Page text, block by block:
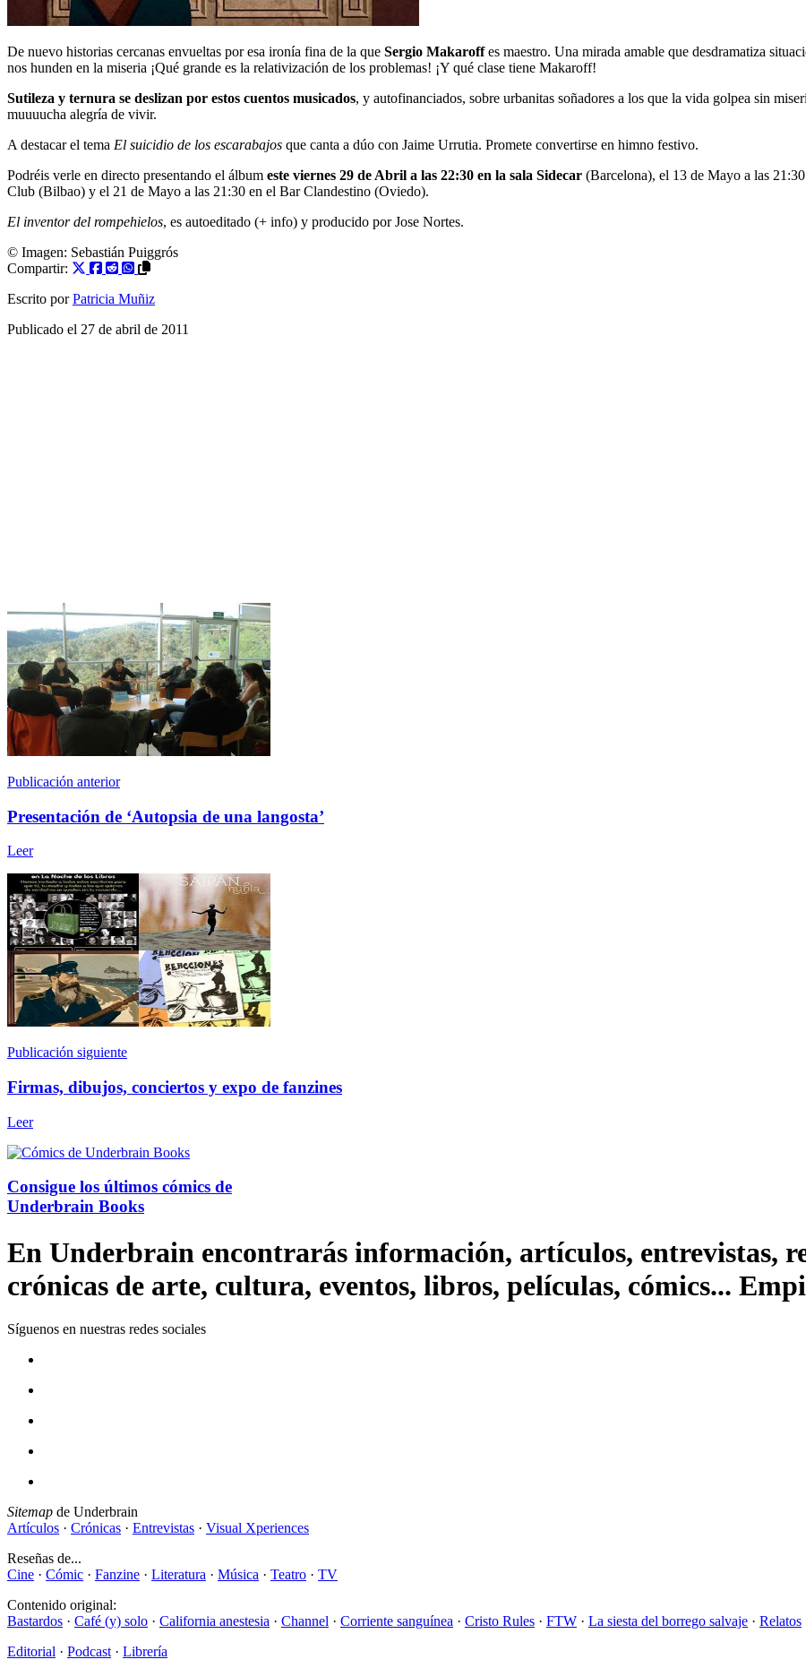
De nuevo historias cercanas envueltas por esa ironía fina de la que Sergio Makaroffes maestro. Una mirada amable que desdramatiza
nos hunden en la miseria ¡Qué grande es la relativización de los problemas! ¡Y qué clase tiene Makaroff!
Sutileza y ternura se deslizan por estos cuentos musicados, y autofinanciados, sobre urbanitas soñadores a los que la vida golpea sin
muuuucha alegría de vivir.
A destacar el tema El suicidio de los escarabajos que canta a dúo con Jaime Urrutia. Promete convertirse en himno festivo.
Podréis verle en directo presentando el álbum este viernes 29 de Abril a las 22:30 en la sala Sidecar (Barcelona), el 13 de Mayo a las
Club (Bilbao) y el 21 de Mayo a las 21:30 en el Bar Clandestino (Oviedo).
El inventor del rompehielos, es autoeditado (+ info) y producido por Jose Nortes.
© Imagen: Sebastián Puiggrós
Compartir:
Escrito por Patricia Muñiz
Publicado el 27 de abril de 2011
Publicación anterior
Presentación de ‘Autopsia de una langosta’
Leer
Publicación siguiente
Firmas, dibujos, conciertos y expo de fanzines
Leer
Consigue los últimos cómics de
Underbrain Books
En Underbrain encontrarás información, artículos, entrevistas,
crónicas de arte, cultura, eventos, libros, películas, cómics...
Síguenos en nuestras redes sociales
Sitemap de Underbrain
Artículos · Crónicas · Entrevistas · Visual Xperiences
Reseñas de...
Cine · Cómic · Fanzine · Literatura · Música · Teatro · TV
Contenido original:
Bastardos · Café (y) solo · California anestesia · Channel · Corriente sanguínea · Cristo Rules · FTW · La siesta del borrego salvaje · Relatos
Editorial · Podcast · Librería